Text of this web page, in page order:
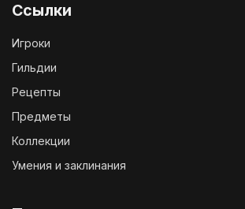
Ссылки
Игроки
Гильдии
Рецепты
Предметы
Коллекции
Умения и заклинания